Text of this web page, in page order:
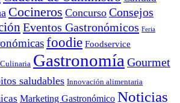
Cocineros Concurso Consejos
Eventos Gastronómicos Feria
foodie Foodservice
Gastronomía Gourmet
saludables Innovación alimentaria
Marketing Gastronómico Noticias